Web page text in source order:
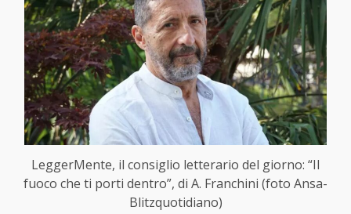
LeggerMente, il consiglio letterario del giorno: “Il
fuoco che ti porti dentro”, di A. Franchini (foto Ansa-
Blitzquotidiano)